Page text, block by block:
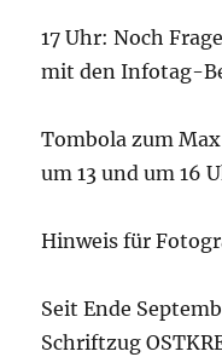
17 Uhr: Noch
mit den Infotag-
Tombola zum
um 13 und um 16
Hinweis für
Seit Ende
Schriftzug